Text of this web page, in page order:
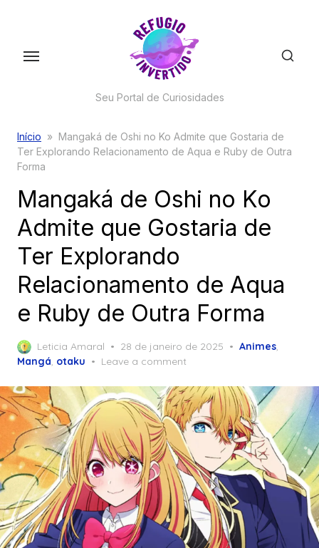
Seu Portal de Curiosidades
Início » Mangaká de Oshi no Ko Admite que Gostaria de
Ter Explorando Relacionamento de Aqua e Ruby de Outra
Forma
Mangaká de Oshi no Ko
Admite que Gostaria de
Ter Explorando
Relacionamento de Aqua
e Ruby de Outra Forma
Leticia Amaral
Posted
on
28 de janeiro de 2025 Animes,
Mangá, otaku Leave a comment